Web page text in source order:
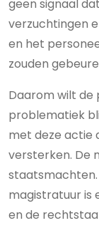
geen signaal
verzuchtingen
en het
zouden
Daarom wilt de
problematiek
met deze actie
versterken. De
staatsmachten.
magistratuur is
en de